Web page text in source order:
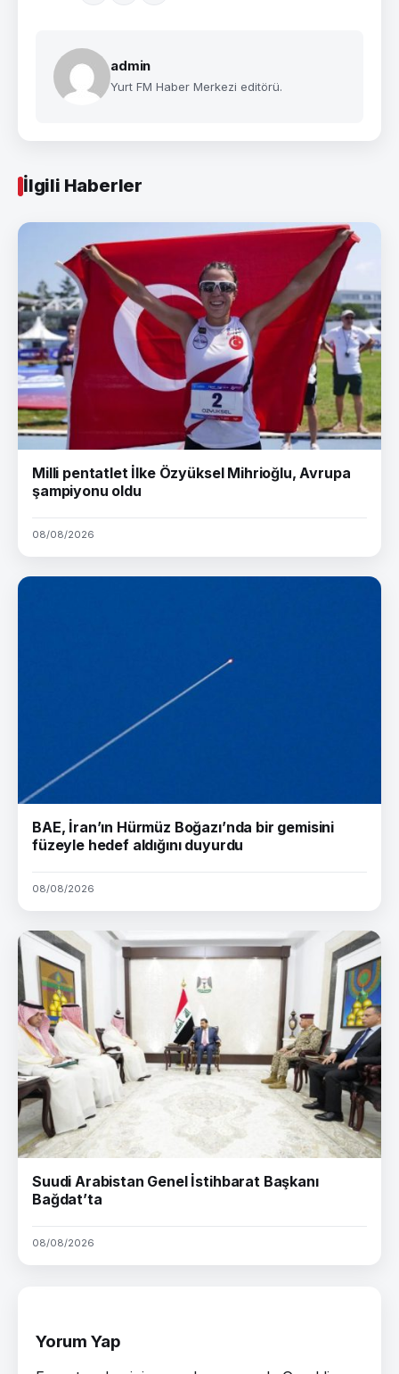
admin
Yurt FM Haber Merkezi editörü.
İlgili Haberler
Milli pentatlet İlke Özyüksel Mihrioğlu, Avrupa
şampiyonu oldu
08/08/2026
BAE, İran’ın Hürmüz Boğazı’nda bir gemisini
füzeyle hedef aldığını duyurdu
08/08/2026
Suudi Arabistan Genel İstihbarat Başkanı
Bağdat’ta
08/08/2026
Yorum Yap